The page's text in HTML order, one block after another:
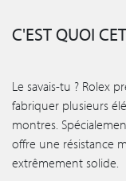
C'EST QUOI
Le savais-tu ? Rolex
fabriquer plusieurs
montres.
offre une résistance
extrêmement solide.